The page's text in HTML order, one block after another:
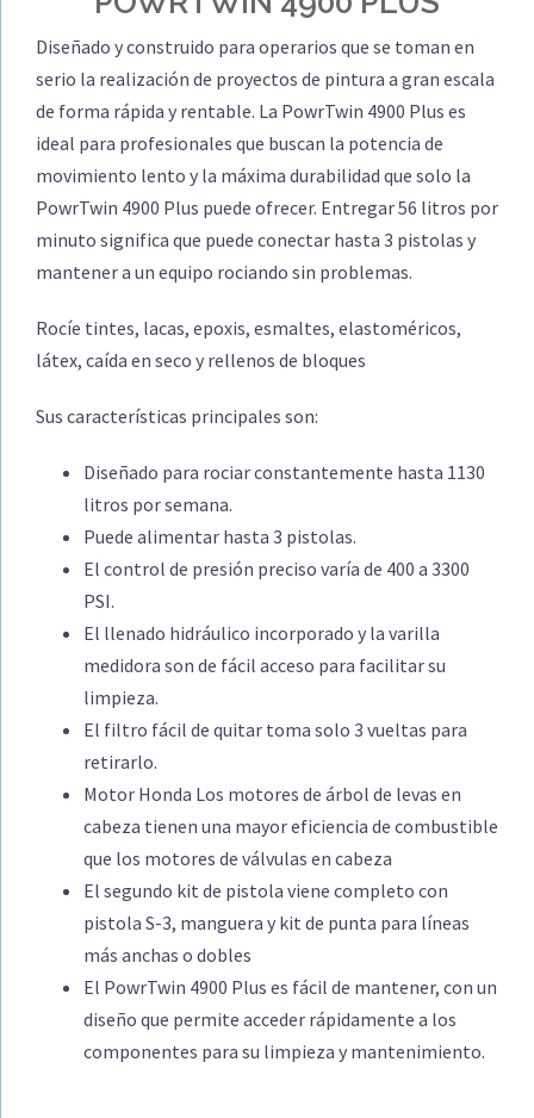
Diseñado y construido para operarios que se toman en
serio la realización de proyectos de pintura a gran escala
de forma rápida y rentable. La PowrTwin 4900 Plus es
ideal para profesionales que buscan la potencia de
movimiento lento y la máxima durabilidad que solo la
PowrTwin 4900 Plus puede ofrecer. Entregar 56 litros por
minuto significa que puede conectar hasta 3 pistolas y
mantener a un equipo rociando sin problemas.
Rocíe tintes, lacas, epoxis, esmaltes, elastoméricos,
látex, caída en seco y rellenos de bloques
Sus características principales son:
Diseñado para rociar constantemente hasta 1130
litros por semana.
Puede alimentar hasta 3 pistolas.
El control de presión preciso varía de 400 a 3300
PSI.
El llenado hidráulico incorporado y la varilla
medidora son de fácil acceso para facilitar su
limpieza.
El filtro fácil de quitar toma solo 3 vueltas para
retirarlo.
Motor Honda Los motores de árbol de levas en
cabeza tienen una mayor eficiencia de combustible
que los motores de válvulas en cabeza
El segundo kit de pistola viene completo con
pistola S-3, manguera y kit de punta para líneas
más anchas o dobles
El PowrTwin 4900 Plus es fácil de mantener, con un
diseño que permite acceder rápidamente a los
componentes para su limpieza y mantenimiento.